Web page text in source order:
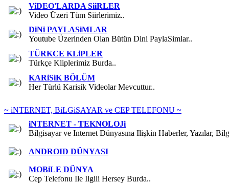
ViDEO'LARDA SiiRLER
Video Üzeri Tüm Siirlerimiz..
DiNi PAYLASiMLAR
Youtube Üzerinden Olan Bütün Dini PaylaSimlar..
TÜRKCE KLiPLER
Türkçe Kliplerimiz Burda..
KARiSiK BÖLÜM
Her Türlü Karisik Videolar Mevcuttur..
~ iNTERNET, BiLGiSAYAR ve CEP TELEFONU ~
iNTERNET - TEKNOLOJi
Bilgisayar ve Internet Dünyasına Ilişkin Haberler, Yazılar,
ANDROID DÜNYASI
MOBiLE DÜNYA
Cep Telefonu Ile Ilgili Hersey Burda..